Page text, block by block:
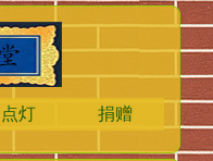
点灯 捐赠